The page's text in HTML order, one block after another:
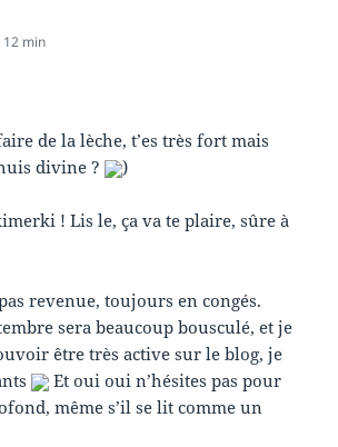
12 min
de la lèche, t’es très fort mais
divine ?
)
! Lis le, ça va te plaire, sûre à
revenue, toujours en congés.
sera beaucoup bousculé, et je
être très active sur le blog, je
Et oui oui n’hésites pas pour
même s’il se lit comme un